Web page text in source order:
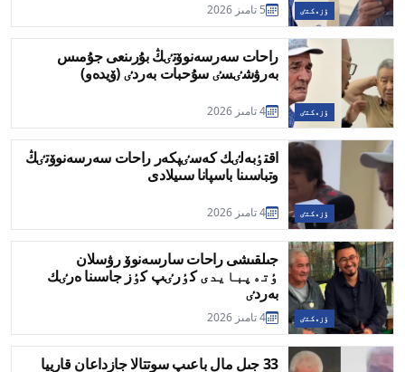
ٶزەكتٸ 5 تامىز 2026
ٶزەكتٸ
راحات سەرسەنوۆتٸڭ بۇرىنعى جۇمىس
بەرۋشٸسٸ سۇحبات بەردٸ (ۆيدەو)
4 تامىز 2026
ٶزەكتٸ
اقتٶبەلٸك كەسٸپكەر راحات سەرسەنوۆتٸڭ
وتباسىنا باسپانا سىيلادى
4 تامىز 2026
ٶزەكتٸ
جىلقىشى راحات سارسەنوۆ رۋسلان
ٶتەپبايدى كٶرٸپ كٶز جاسىنا ەرٸك
بەردٸ
4 تامىز 2026
33 جىل مال باعىپ سوتتالا جازداعان قارييا